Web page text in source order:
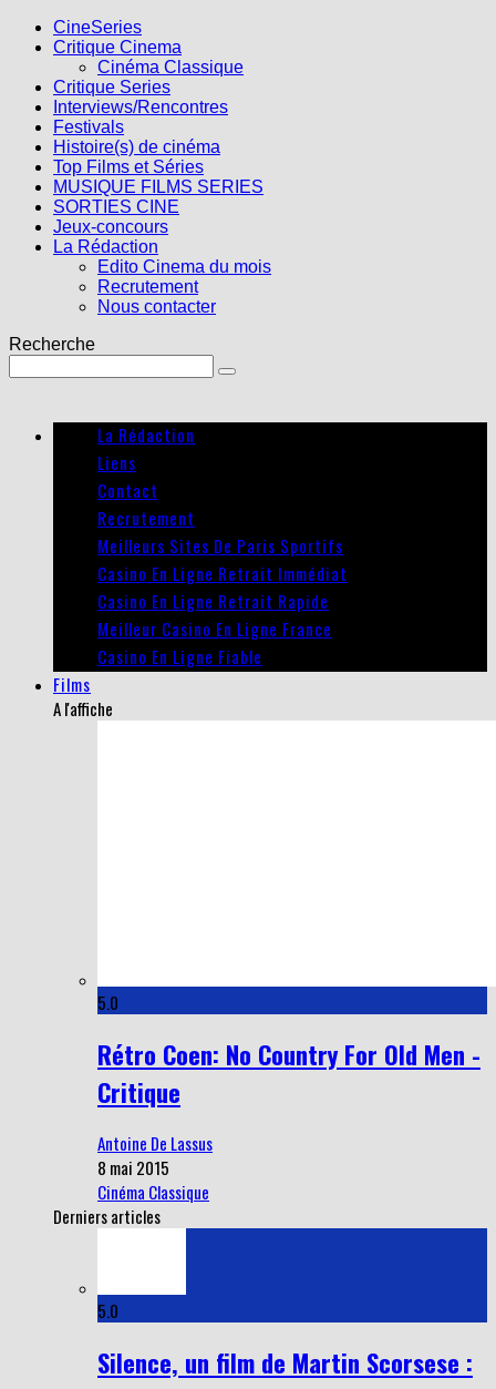
CineSeries
Critique Cinema
Cinéma Classique
Critique Series
Interviews/Rencontres
Festivals
Histoire(s) de cinéma
Top Films et Séries
MUSIQUE FILMS SERIES
SORTIES CINE
Jeux-concours
La Rédaction
Edito Cinema du mois
Recrutement
Nous contacter
Recherche
La Rédaction
Liens
Contact
Recrutement
Meilleurs Sites De Paris Sportifs
Casino En Ligne Retrait Immédiat
Casino En Ligne Retrait Rapide
Meilleur Casino En Ligne France
Casino En Ligne Fiable
Films
A l'affiche
5.0
Rétro Coen: No Country For Old Men -
Critique
Antoine De Lassus
8 mai 2015
Cinéma Classique
Derniers articles
5.0
Silence, un film de Martin Scorsese :